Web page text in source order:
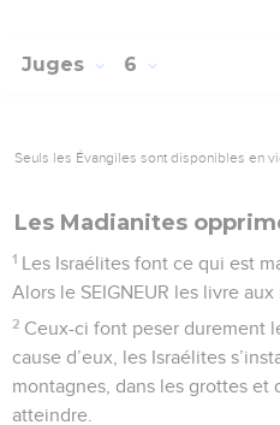
Juges 6
Seuls les Évangiles sont disponibles en
Les Madianites
1 Les Israélites font ce qui est
Alors le SEIGNEUR les livre
2 Ceux-ci font peser durement
cause d’eux, les Israélites
montagnes, dans les grottes et
atteindre.